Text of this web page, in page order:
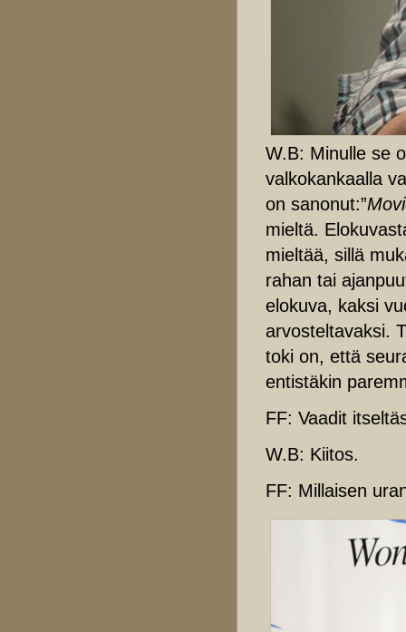
W.B: Minulle se
valkokankaalla
on sanonut:”
mieltä.
mieltää, sillä
rahan tai
elokuva, kaksi
arvosteltavaksi.
toki on, että
entistäkin
FF: Vaadit
W.B: Kiitos.
FF: Millaisen